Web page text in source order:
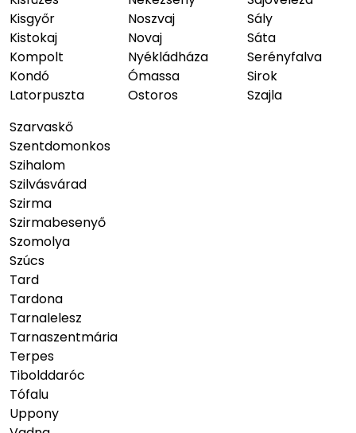
Kisgyőr
Kistokaj
Kompolt
Kondó
Latorpuszta
Noszvaj
Novaj
Nyékládháza
Ómassa
Ostoros
Sály
Sáta
Serényfalva
Sirok
Szajla
Szarvaskő
Szentdomonkos
Szihalom
Szilvásvárad
Szirma
Szirmabesenyő
Szomolya
Szúcs
Tard
Tardona
Tarnalelesz
Tarnaszentmária
Terpes
Tibolddaróc
Tófalu
Uppony